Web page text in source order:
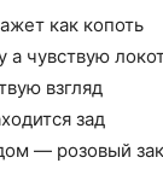
как копоть
а чувствую
взгляд
зад
— розовый